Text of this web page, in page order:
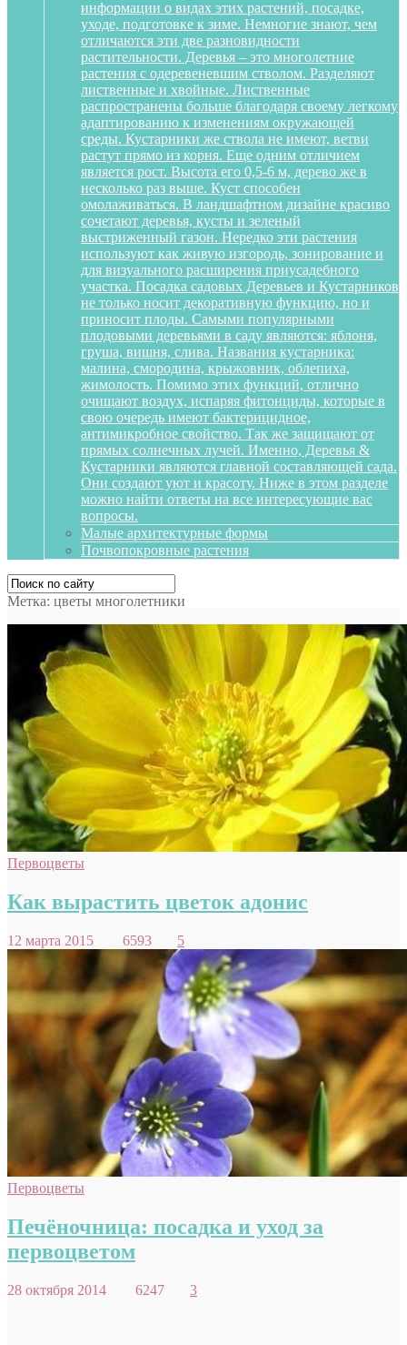
информации о видах этих растений, посадке,
уходе, подготовке к зиме. Немногие знают, чем
отличаются эти две разновидности
растительности. Деревья – это многолетние
растения с одеревеневшим стволом. Разделяют
лиственные и хвойные. Лиственные
распространены больше благодаря своему легкому
адаптированию к изменениям окружающей
среды. Кустарники же ствола не имеют, ветви
растут прямо из корня. Еще одним отличием
является рост. Высота его 0,5-6 м, дерево же в
несколько раз выше. Куст способен
омолаживаться. В ландшафтном дизайне красиво
сочетают деревья, кусты и зеленый
выстриженный газон. Нередко эти растения
используют как живую изгородь, зонирование и
для визуального расширения приусадебного
участка. Посадка садовых Деревьев и Кустарников
не только носит декоративную функцию, но и
приносит плоды. Самыми популярными
плодовыми деревьями в саду являются: яблоня,
груша, вишня, слива. Названия кустарника:
малина, смородина, крыжовник, облепиха,
жимолость. Помимо этих функций, отлично
очищают воздух, испаряя фитонциды, которые в
свою очередь имеют бактерицидное,
антимикробное свойство. Так же защищают от
прямых солнечных лучей. Именно, Деревья &
Кустарники являются главной составляющей сада.
Они создают уют и красоту. Ниже в этом разделе
можно найти ответы на все интересующие вас
вопросы.
Малые архитектурные формы
Почвопокровные растения
Метка: цветы многолетники
Первоцветы
Как вырастить цветок адонис
12 марта 2015 6593 5
Первоцветы
Печёночница: посадка и уход за
первоцветом
28 октября 2014 6247 3